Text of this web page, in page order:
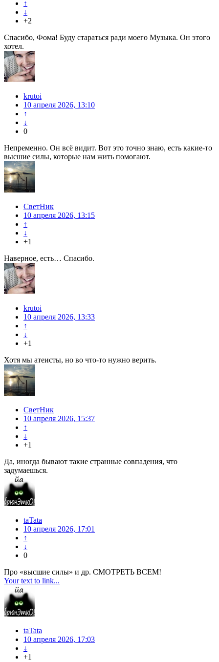
↑
↓
+2
Спасибо, Фома! Буду стараться ради моего Музыка. Он этого
хотел.
krutoi
10 апреля 2026, 13:10
↑
↓
0
Непременно. Он всё видит. Вот это точно знаю, есть какие-то
высшие силы, которые нам жить помогают.
СветНик
10 апреля 2026, 13:15
↑
↓
+1
Наверное, есть… Спасибо.
krutoi
10 апреля 2026, 13:33
↑
↓
+1
Хотя мы атеисты, но во что-то нужно верить.
СветНик
10 апреля 2026, 15:37
↑
↓
+1
Да, иногда бывают такие странные совпадения, что
задумаешься.
taTata
10 апреля 2026, 17:01
↑
↓
0
Про «высшие силы» и др. СМОТРЕТЬ ВСЕМ!
Your text to link...
taTata
10 апреля 2026, 17:03
↓
+1